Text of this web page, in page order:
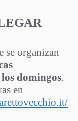
se organizan
domingos.
en